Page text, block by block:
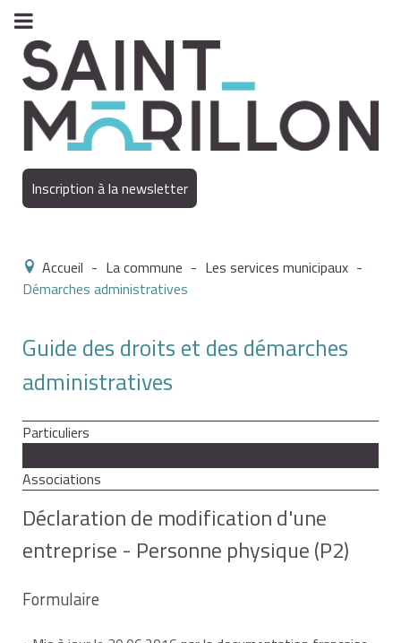
Inscription à la newsletter
Accueil - La commune - Les services municipaux -
Démarches administratives
Guide des droits et des démarches
administratives
Particuliers
Associations
Déclaration de modification d'une
entreprise - Personne physique (P2)
Formulaire